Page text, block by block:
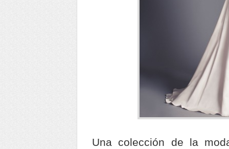
Una colección de la